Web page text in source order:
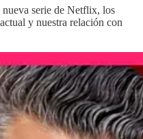
nueva serie de Netflix, los
y nuestra relación con